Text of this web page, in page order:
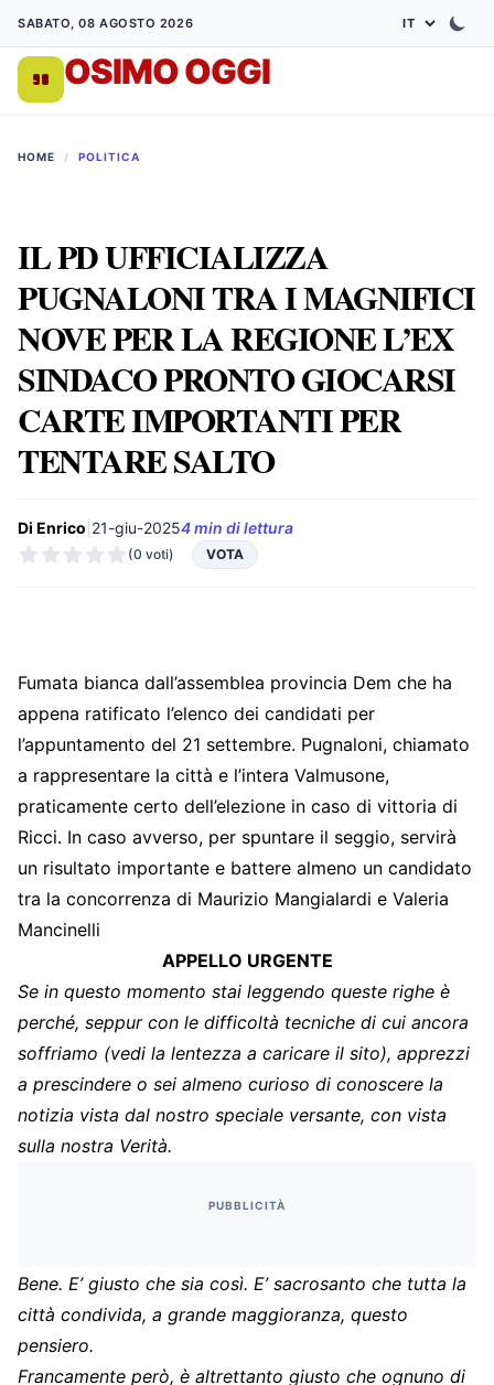
SABATO, 08 AGOSTO 2026
OSIMO OGGI
HOME / POLITICA
IL PD UFFICIALIZZA
PUGNALONI TRA I MAGNIFICI
NOVE PER LA REGIONE L’EX
SINDACO PRONTO GIOCARSI
CARTE IMPORTANTI PER
TENTARE SALTO
Di Enrico 21-giu-20254 min di lettura
(0 voti) VOTA
Fumata bianca dall’assemblea provincia Dem che ha
appena ratificato l’elenco dei candidati per
l’appuntamento del 21 settembre. Pugnaloni, chiamato
a rappresentare la città e l’intera Valmusone,
praticamente certo dell’elezione in caso di vittoria di
Ricci. In caso avverso, per spuntare il seggio, servirà
un risultato importante e battere almeno un candidato
tra la concorrenza di Maurizio Mangialardi e Valeria
Mancinelli
APPELLO URGENTE
Se in questo momento stai leggendo queste righe è
perché, seppur con le difficoltà tecniche di cui ancora
soffriamo (vedi la lentezza a caricare il sito), apprezzi
a prescindere o sei almeno curioso di conoscere la
notizia vista dal nostro speciale versante, con vista
sulla nostra Verità.
PUBBLICITÀ
Bene. E’ giusto che sia così. E’ sacrosanto che tutta la
città condivida, a grande maggioranza, questo
pensiero.
Francamente però, è altrettanto giusto che ognuno di